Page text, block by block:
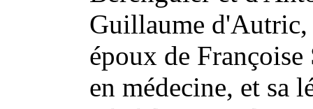
Guillaume d'Autric,
époux de
en médecine, et sa